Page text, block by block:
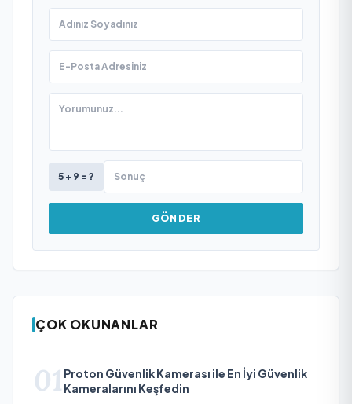
5 + 9 = ?
GÖNDER
ÇOK OKUNANLAR
01 Proton Güvenlik Kamerası ile En İyi Güvenlik
Kameralarını Keşfedin